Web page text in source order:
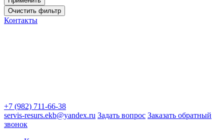
Контакты
+7 (982) 711-66-38
servis-resurs.ekb@yandex.ru Задать вопрос Заказать обратный
звонок